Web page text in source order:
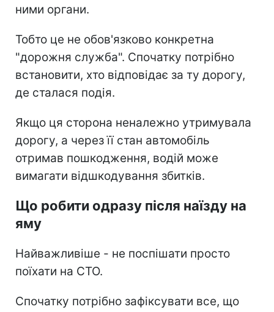
ними органи.
Тобто це не обов'язково конкретна
"дорожня служба". Спочатку потрібно
встановити, хто відповідає за ту дорогу,
де сталася подія.
Якщо ця сторона неналежно утримувала
дорогу, а через її стан автомобіль
отримав пошкодження, водій може
вимагати відшкодування збитків.
Що робити одразу після наїзду на
яму
Найважливіше - не поспішати просто
поїхати на СТО.
Спочатку потрібно зафіксувати все, що